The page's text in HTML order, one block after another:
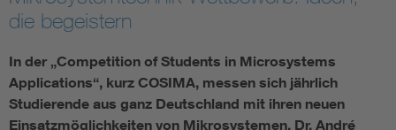
die begeistern
In der „Competition of Students in Microsystems
Applications“, kurz COSIMA, messen sich jährlich
Studierende aus ganz Deutschland mit ihren neuen
Einsatzmöglichkeiten von Mikrosystemen. Dr. André